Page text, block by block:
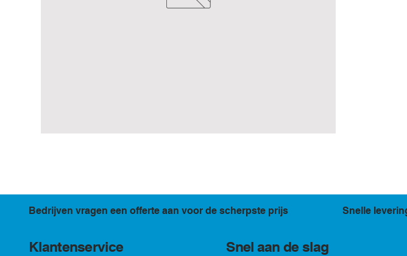
Klantenservice
Bedrijven vragen een offerte aan voor de scherpste prijs Snelle
Snel aan de slag